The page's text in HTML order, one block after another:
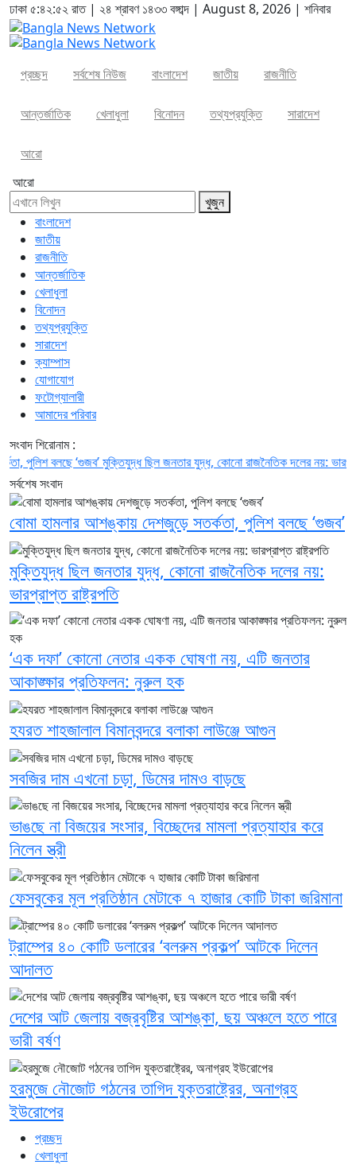
ঢাকা৫:৪২:৫৩ রাত| ২৪ শ্রাবণ ১৪৩৩ বঙ্গাব্দ | August 8, 2026 | শনিবার
প্রচ্ছদ সর্বশেষ নিউজ বাংলাদেশ জাতীয় রাজনীতি
আন্তর্জাতিক খেলাধুলা বিনোদন তথ্যপ্রযুক্তি সারাদেশ
আরো
আরো
খুজুন
বাংলাদেশ
জাতীয়
রাজনীতি
আন্তর্জাতিক
খেলাধুলা
বিনোদন
তথ্যপ্রযুক্তি
সারাদেশ
ক্যাম্পাস
যোগাযোগ
ফটোগ্যালারী
আমাদের পরিবার
সংবাদ শিরোনাম :
বলছে ‘গুজব’মুক্তিযুদ্ধ ছিল জনতার যুদ্ধ, কোনো রাজনৈতিক দলের নয়: ভারপ্রাপ্ত
প্রচ্ছদ
খেলাধুলা
সর্বশেষ সংবাদ
বোমা হামলার আশঙ্কায় দেশজুড়ে সতর্কতা, পুলিশ বলছে ‘গুজব’
মুক্তিযুদ্ধ ছিল জনতার যুদ্ধ, কোনো রাজনৈতিক দলের নয়:
ভারপ্রাপ্ত রাষ্ট্রপতি
‘এক দফা’ কোনো নেতার একক ঘোষণা নয়, এটি জনতার
আকাঙ্ক্ষার প্রতিফলন: নুরুল হক
হযরত শাহজালাল বিমানবন্দরে বলাকা লাউঞ্জে আগুন
সবজির দাম এখনো চড়া, ডিমের দামও বাড়ছে
ভাঙছে না বিজয়ের সংসার, বিচ্ছেদের মামলা প্রত্যাহার করে
নিলেন স্ত্রী
ফেসবুকের মূল প্রতিষ্ঠান মেটাকে ৭ হাজার কোটি টাকা জরিমানা
ট্রাম্পের ৪০ কোটি ডলারের ‘বলরুম প্রকল্প’ আটকে দিলেন
আদালত
দেশের আট জেলায় বজ্রবৃষ্টির আশঙ্কা, ছয় অঞ্চলে হতে পারে
ভারী বর্ষণ
হরমুজে নৌজোট গঠনের তাগিদ যুক্তরাষ্ট্রের, অনাগ্রহ
ইউরোপের